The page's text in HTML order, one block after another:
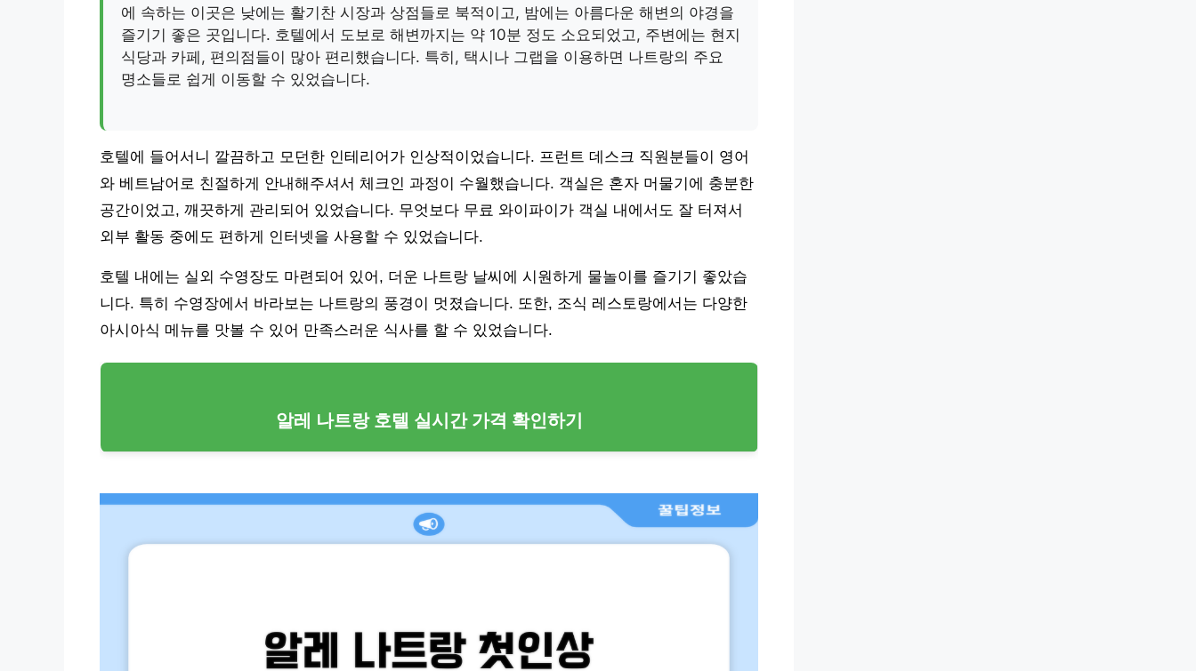
에 속하는 이곳은 낮에는 활기찬 시장과 상점들로 북적이고, 밤에는 아름다운 해변의 야경을
즐기기 좋은 곳입니다. 호텔에서 도보로 해변까지는 약 10분 정도 소요되었고, 주변에는 현지
식당과 카페, 편의점들이 많아 편리했습니다. 특히, 택시나 그랩을 이용하면 나트랑의 주요
명소들로 쉽게 이동할 수 있었습니다.
호텔에 들어서니 깔끔하고 모던한 인테리어가 인상적이었습니다. 프런트 데스크 직원분들이 영어
와 베트남어로 친절하게 안내해주셔서 체크인 과정이 수월했습니다. 객실은 혼자 머물기에 충분한
공간이었고, 깨끗하게 관리되어 있었습니다. 무엇보다 무료 와이파이가 객실 내에서도 잘 터져서
외부 활동 중에도 편하게 인터넷을 사용할 수 있었습니다.
호텔 내에는 실외 수영장도 마련되어 있어, 더운 나트랑 날씨에 시원하게 물놀이를 즐기기 좋았습
니다. 특히 수영장에서 바라보는 나트랑의 풍경이 멋졌습니다. 또한, 조식 레스토랑에서는 다양한
아시아식 메뉴를 맛볼 수 있어 만족스러운 식사를 할 수 있었습니다.
알레 나트랑 호텔 실시간 가격 확인하기